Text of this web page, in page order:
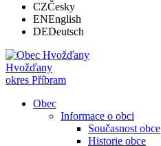
CZČesky
ENEnglish
DEDeutsch
Hvožďany
okres Příbram
Obec
Informace o obci
Současnost obce
Historie obce